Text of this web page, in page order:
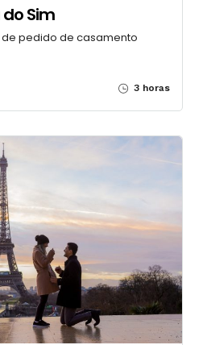
do Sim
de pedido de casamento
3 horas